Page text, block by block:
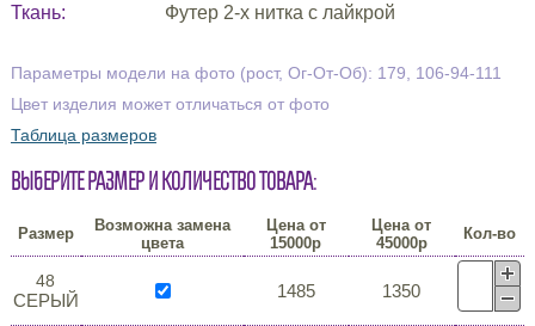
Ткань:
Футер 2-х нитка с лайкрой
Параметры модели на фото (рост, Ог-От-Об): 179, 106-94-111
Цвет изделия может отличаться от фото
Таблица размеров
Выберите размер и количество товара:
Размер
Возможна замена
цвета
Цена от
15000р
Цена от
45000р
Кол-во
48
СЕРЫЙ 1485 1350